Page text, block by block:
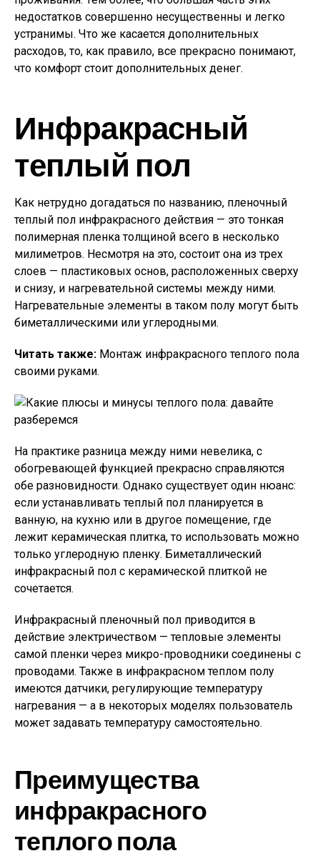
недостатков совершенно несущественны и легко
устранимы. Что же касается дополнительных
расходов, то, как правило, все прекрасно понимают,
что комфорт стоит дополнительных денег.
Инфракрасный
теплый пол
Как нетрудно догадаться по названию, пленочный
теплый пол инфракрасного действия — это тонкая
полимерная пленка толщиной всего в несколько
милиметров. Несмотря на это, состоит она из трех
слоев — пластиковых основ, расположенных сверху
и снизу, и нагревательной системы между ними.
Нагревательные элементы в таком полу могут быть
биметаллическими или углеродными.
Читать также: Монтаж инфракрасного теплого пола
своими руками.
На практике разница между ними невелика, с
обогревающей функцией прекрасно справляются
обе разновидности. Однако существует один нюанс:
если устанавливать теплый пол планируется в
ванную, на кухню или в другое помещение, где
лежит керамическая плитка, то использовать можно
только углеродную пленку. Биметаллический
инфракрасный пол с керамической плиткой не
сочетается.
Инфракрасный пленочный пол приводится в
действие электричеством — тепловые элементы
самой пленки через микро-проводники соединены с
проводами. Также в инфракрасном теплом полу
имеются датчики, регулирующие температуру
нагревания — а в некоторых моделях пользователь
может задавать температуру самостоятельно.
Преимущества
инфракрасного
теплого пола